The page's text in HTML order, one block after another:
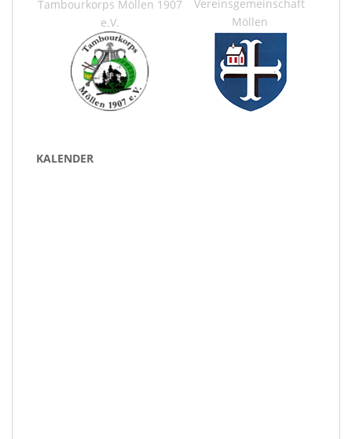
Tambourkorps Möllen 1907
e.V.
Vereinsgemeinschaft
Möllen
KALENDER